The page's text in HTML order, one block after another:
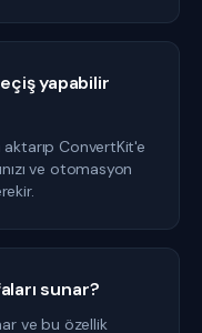
yapabilir
aktarıp ConvertKit'e
ve otomasyon
sunar?
ve bu özellik